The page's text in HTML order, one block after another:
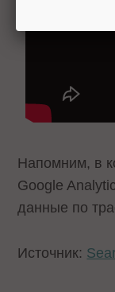
Напомним, в
Google
данные по
Источник: